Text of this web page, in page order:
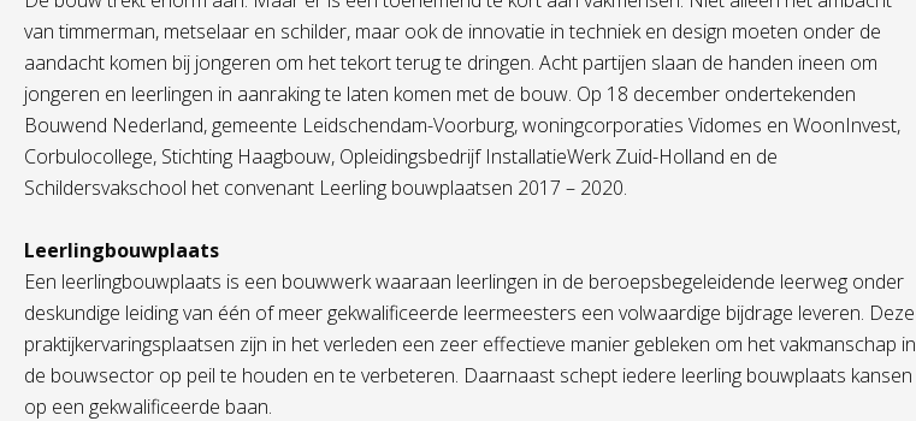
van timmerman, metselaar en schilder, maar ook de innovatie in techniek en design moeten onder de
aandacht komen bij jongeren om het tekort terug te dringen. Acht partijen slaan de handen ineen om
jongeren en leerlingen in aanraking te laten komen met de bouw. Op 18 december ondertekenden
Bouwend Nederland, gemeente Leidschendam-Voorburg, woningcorporaties Vidomes en WoonInvest,
Corbulocollege, Stichting Haagbouw, Opleidingsbedrijf InstallatieWerk Zuid-Holland en de
Schildersvakschool het convenant Leerling bouwplaatsen 2017 – 2020.
Leerlingbouwplaats
Een leerlingbouwplaats is een bouwwerk waaraan leerlingen in de beroepsbegeleidende leerweg onder
deskundige leiding van één of meer gekwalificeerde leermeesters een volwaardige bijdrage leveren. Deze
praktijkervaringsplaatsen zijn in het verleden een zeer effectieve manier gebleken om het vakmanschap in
de bouwsector op peil te houden en te verbeteren. Daarnaast schept iedere leerling bouwplaats kansen
op een gekwalificeerde baan.